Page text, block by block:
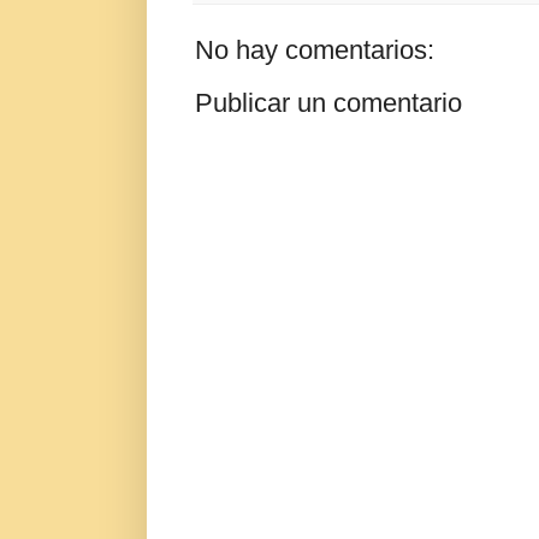
No hay comentarios:
Publicar un comentario